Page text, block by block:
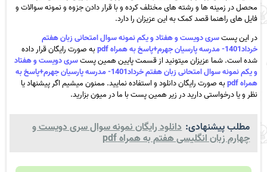
محصل در زمینه ها و رشته های مختلف کرده و با قرار دادن جزوه و نمونه سوالات و
فایل های راهنما قصد کمک به این عزیزان را دارد.
در این پستسری دویست و هفتاد و یکم نمونه سوال امتحانی زبان هفتم
خرداد1401- مدرسه پارسیان جهرم+پاسخ به همراه pdf
به صورت رایگان قرار داده
شده است. شما عزیزان میتونید از قسمت پایین همین پستسری دویست و هفتاد
و یکم نمونه سوال امتحانی زبان هفتم خرداد1401- مدرسه پارسیان جهرم+پاسخ به
همراه pdf
به صورت رایگان دانلود و استفاده نمایید. ممنون میشیم اگر پیشنهاد یا
نظر و یا درخواستی دارید در زیر همین پست با ما در میون بزارید.
مطلب پیشنهادی: دانلود رایگان نمونه سوال سری دویست و
چهارم زبان انگلیسی هفتم به همراه pdf